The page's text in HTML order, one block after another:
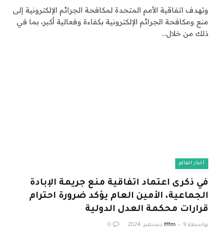
وتهدف اتفاقية الأمم المتحدة لمكافحة الجرائم الإلكترونية إلى
منع ومكافحة الجرائم الإلكترونية بكفاءة وفعالية أكبر، بما في
ذلك من خلال…
أخبار العالم
في ذكرى اعتماد اتفاقية منع جريمة الإبادة
الجماعية، الأمين العام يؤكد ضرورة احترام
قرارات محكمة العدل الدولية
بواسطة fffm 9 ديسمبر، 2024 0